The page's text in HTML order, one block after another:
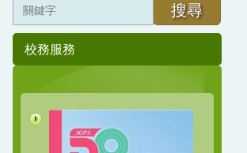
搜尋
校務服務